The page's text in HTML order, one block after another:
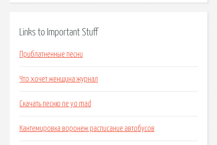
Links to Important Stuff
Приблатненные песни
Что хочет женщина журнал
Скачать песню ne yo mad
Кантемировка воронеж расписание автобусов